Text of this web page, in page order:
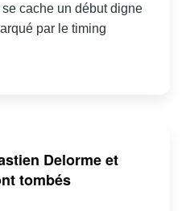
cache un début digne
par le timing
Delorme et
tombés